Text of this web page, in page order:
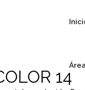
14